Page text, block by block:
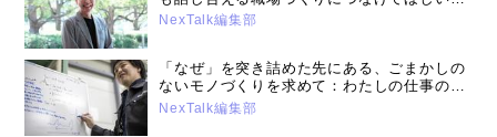
【DE&I レポート】男性育児休業取得者の上
NexTalk編集部
「なぜ」を突き詰めた先にある、ごまかしの
ないモノづくりを求めて：わたしの仕事のか
たち【トラブルからの脱出編】#2
NexTalk編集部